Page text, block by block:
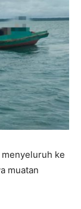
menyeluruh ke
muatan